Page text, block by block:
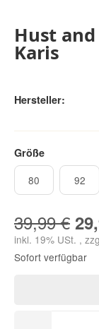
Hust
Karis
Hersteller:
Größe
80
9292
39,99 €
inkl. 19% USt. ,
Sofort verfügbar